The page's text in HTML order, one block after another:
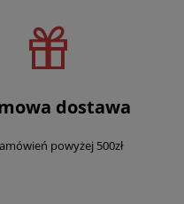
dostawa
powyżej 500zł